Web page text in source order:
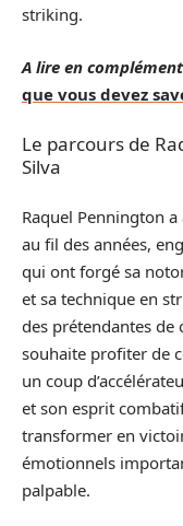
striking.
A lire en
que vous devez
Le parcours de
Silva
Raquel Pennington
au fil des années,
qui ont forgé sa
et sa technique en
des prétendantes de
souhaite profiter de
un coup
et son esprit
transformer en
émotionnels
palpable.